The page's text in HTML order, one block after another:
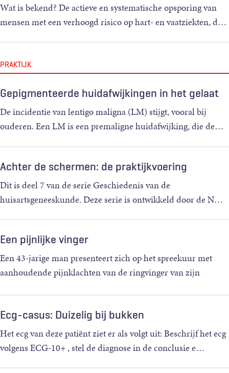
Wat is bekend? De actieve en systematische opsporing van
mensen met een verhoogd risico op hart- en vaatziekten, d…
PRAKTIJK
Gepigmenteerde huidafwijkingen in het gelaat
De incidentie van lentigo maligna (LM) stijgt, vooral bij
ouderen. Een LM is een premaligne huidafwijking, die de…
Achter de schermen: de praktijkvoering
Dit is deel 7 van de serie Geschiedenis van de
huisartsgeneeskunde. Deze serie is ontwikkeld door de N…
Een pijnlijke vinger
Een 43-jarige man presenteert zich op het spreekuur met
aanhoudende pijnklachten van de ringvinger van zijn
Ecg-casus: Duizelig bij bukken
Het ecg van deze patiënt ziet er als volgt uit: Beschrijf het ecg
volgens ECG-10+ , stel de diagnose in de conclusie e…